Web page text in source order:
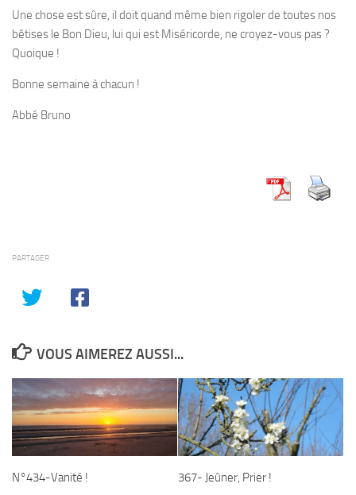
Une chose est sûre, il doit quand même bien rigoler de toutes nos
bêtises le Bon Dieu, lui qui est Miséricorde, ne croyez-vous pas ?
Quoique !
Bonne semaine à chacun !
Abbé Bruno
PARTAGER
VOUS AIMEREZ AUSSI...
N°434-Vanité ! 367- Jeûner, Prier !